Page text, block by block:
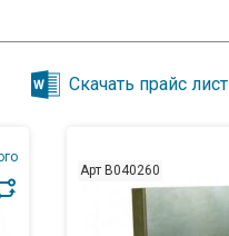
Скачать прайс лист
Арт B040260